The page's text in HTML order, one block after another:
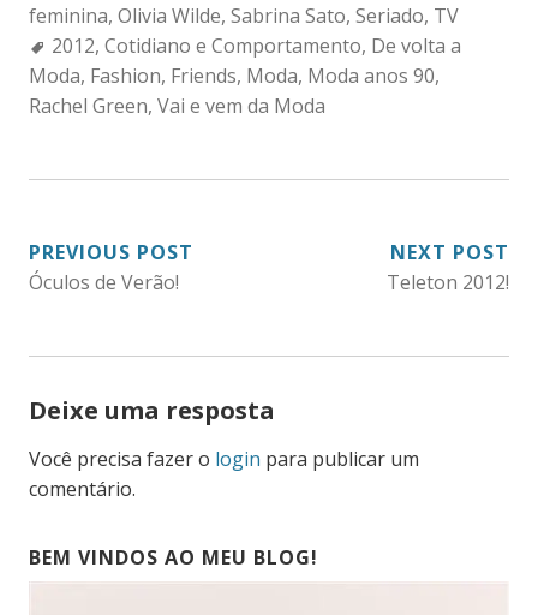
feminina, Olivia Wilde, Sabrina Sato, Seriado, TV
Tags:
2012, Cotidiano e Comportamento, De volta a
Moda, Fashion, Friends, Moda, Moda anos 90,
Rachel Green, Vai e vem da Moda
NAVEGAÇÃO
DE
PREVIOUS POST
Óculos de Verão!
NEXT POST
Teleton 2012!
Deixe uma resposta
Você precisa fazer o login para publicar um
comentário.
BEM VINDOS AO MEU BLOG!